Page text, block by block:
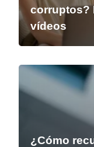
corruptos?
vídeos
¿Cómo